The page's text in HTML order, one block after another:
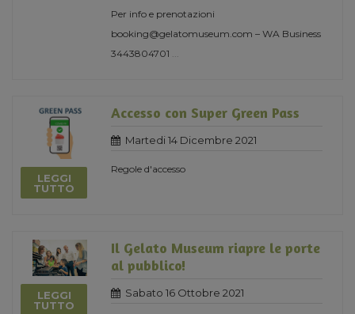
Per info e prenotazioni
booking@gelatomuseum.com – WA Business
3443804701
LEGGI
TUTTO
Accesso con Super Green Pass
Martedi 14 Dicembre 2021
Regole d'accesso
LEGGI
TUTTO
Il Gelato Museum riapre le porte
al pubblico!
Sabato 16 Ottobre 2021